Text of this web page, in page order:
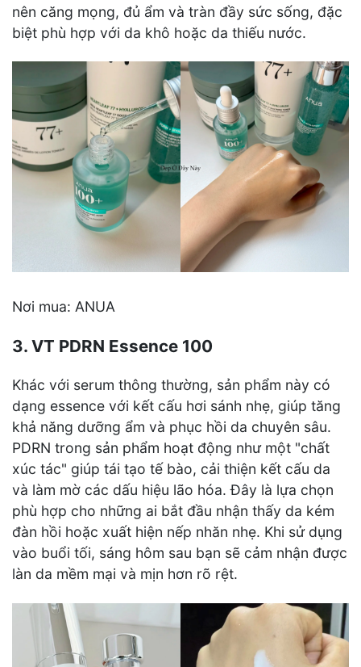
nên căng mọng, đủ ẩm và tràn đầy sức sống, đặc
biệt phù hợp với da khô hoặc da thiếu nước.
Nơi mua: ANUA
3. VT PDRN Essence 100
Khác với serum thông thường, sản phẩm này có
dạng essence với kết cấu hơi sánh nhẹ, giúp tăng
khả năng dưỡng ẩm và phục hồi da chuyên sâu.
PDRN trong sản phẩm hoạt động như một "chất
xúc tác" giúp tái tạo tế bào, cải thiện kết cấu da
và làm mờ các dấu hiệu lão hóa. Đây là lựa chọn
phù hợp cho những ai bắt đầu nhận thấy da kém
đàn hồi hoặc xuất hiện nếp nhăn nhẹ. Khi sử dụng
vào buổi tối, sáng hôm sau bạn sẽ cảm nhận được
làn da mềm mại và mịn hơn rõ rệt.